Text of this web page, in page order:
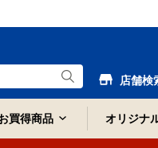
店舗検
買得商品 オリジナ